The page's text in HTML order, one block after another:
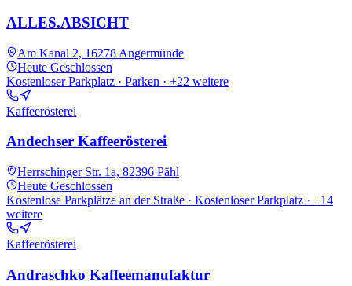
ALLES.ABSICHT
Am Kanal 2, 16278 Angermünde
Heute Geschlossen
Kostenloser Parkplatz · Parken · +22 weitere
Kaffeerösterei
Andechser Kaffeerösterei
Herrschinger Str. 1a, 82396 Pähl
Heute Geschlossen
Kostenlose Parkplätze an der Straße · Kostenloser Parkplatz · +14
weitere
Kaffeerösterei
Andraschko Kaffeemanufaktur